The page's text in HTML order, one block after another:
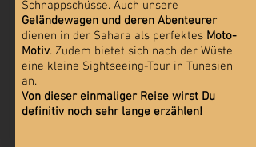
Schnappschüsse. Auch unsere
Geländewagen und deren Abenteurer
dienen in der Sahara als perfektes Moto-
Motiv. Zudem bietet sich nach der Wüste
eine kleine Sightseeing-Tour in Tunesien
an.
Von dieser einmaliger Reise wirst Du
definitiv noch sehr lange erzählen!